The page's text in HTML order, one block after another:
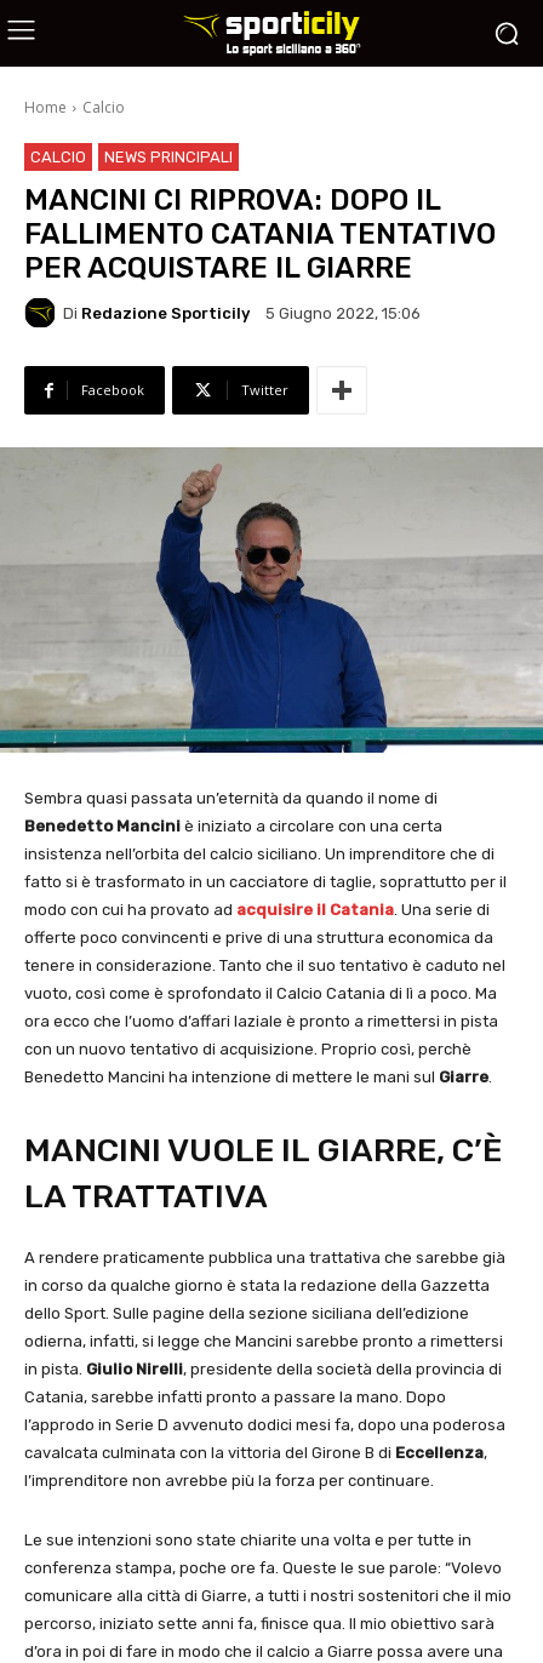
Home Calcio
CALCIO NEWS PRINCIPALI
MANCINI CI RIPROVA: DOPO IL
FALLIMENTO CATANIA TENTATIVO
PER ACQUISTARE IL GIARRE
Di Redazione Sporticily 5 Giugno 2022, 15:06
Facebook Twitter
Sembra quasi passata un’eternità da quando il nome di
Benedetto Mancini è iniziato a circolare con una certa
insistenza nell’orbita del calcio siciliano. Un imprenditore che di
fatto si è trasformato in un cacciatore di taglie, soprattutto per il
modo con cui ha provato ad acquisire il Catania. Una serie di
offerte poco convincenti e prive di una struttura economica da
tenere in considerazione. Tanto che il suo tentativo è caduto nel
vuoto, così come è sprofondato il Calcio Catania di lì a poco. Ma
ora ecco che l’uomo d’affari laziale è pronto a rimettersi in pista
con un nuovo tentativo di acquisizione. Proprio così, perchè
Benedetto Mancini ha intenzione di mettere le mani sul Giarre.
MANCINI VUOLE IL GIARRE, C’È
LA TRATTATIVA
A rendere praticamente pubblica una trattativa che sarebbe già
in corso da qualche giorno è stata la redazione della Gazzetta
dello Sport. Sulle pagine della sezione siciliana dell’edizione
odierna, infatti, si legge che Mancini sarebbe pronto a rimettersi
in pista. Giulio Nirelli, presidente della società della provincia di
Catania, sarebbe infatti pronto a passare la mano. Dopo
l’approdo in Serie D avvenuto dodici mesi fa, dopo una poderosa
cavalcata culminata con la vittoria del Girone B di Eccellenza,
l’imprenditore non avrebbe più la forza per continuare.
Le sue intenzioni sono state chiarite una volta e per tutte in
conferenza stampa, poche ore fa. Queste le sue parole: “Volevo
comunicare alla città di Giarre, a tutti i nostri sostenitori che il mio
percorso, iniziato sette anni fa, finisce qua. Il mio obiettivo sarà
d’ora in poi di fare in modo che il calcio a Giarre possa avere una